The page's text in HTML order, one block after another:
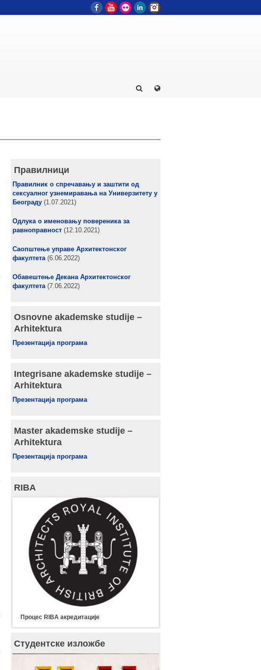
FacebookYouTube
Flickr LinkedIn
Правилници
Правилник о спречавању и заштити од
сексуалног узнемиравања на Универзитету у
Београду (1.07.2021)
Одлука о именовању повереника за
равноправност (12.10.2021)
Саопштење управе Архитектонског
факултета(6.06.2022)
Обавештење Декана Архитектонског
факултета(7.06.2022)
Osnovne akademske studije –
Arhitektura
Презентација програма
Integrisane akademske studije –
Arhitektura
Презентација програма
Master akademske studije –
Arhitektura
Презентација програма
RIBA
Процес RIBA акредитације
Студентске изложбе